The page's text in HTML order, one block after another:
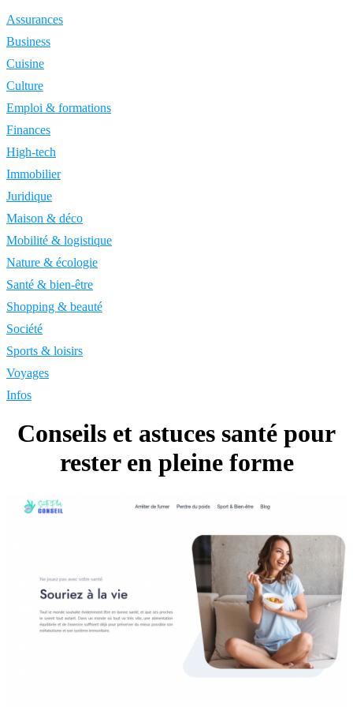
Assurances
Business
Cuisine
Culture
Emploi & formations
Finances
High-tech
Immobilier
Juridique
Maison & déco
Mobilité & logistique
Nature & écologie
Santé & bien-être
Shopping & beauté
Société
Sports & loisirs
Voyages
Infos
Conseils et astuces santé pour
rester en pleine forme